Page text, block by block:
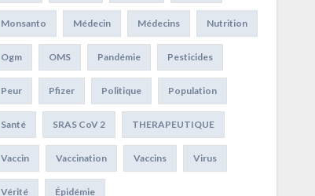
Monsanto Médecin Médecins Nutrition
Ogm OMS Pandémie Pesticides
Peur Pfizer Politique Population
Santé SRAS CoV 2 THERAPEUTIQUE
Vaccin Vaccination Vaccins Virus
Vérité Épidémie